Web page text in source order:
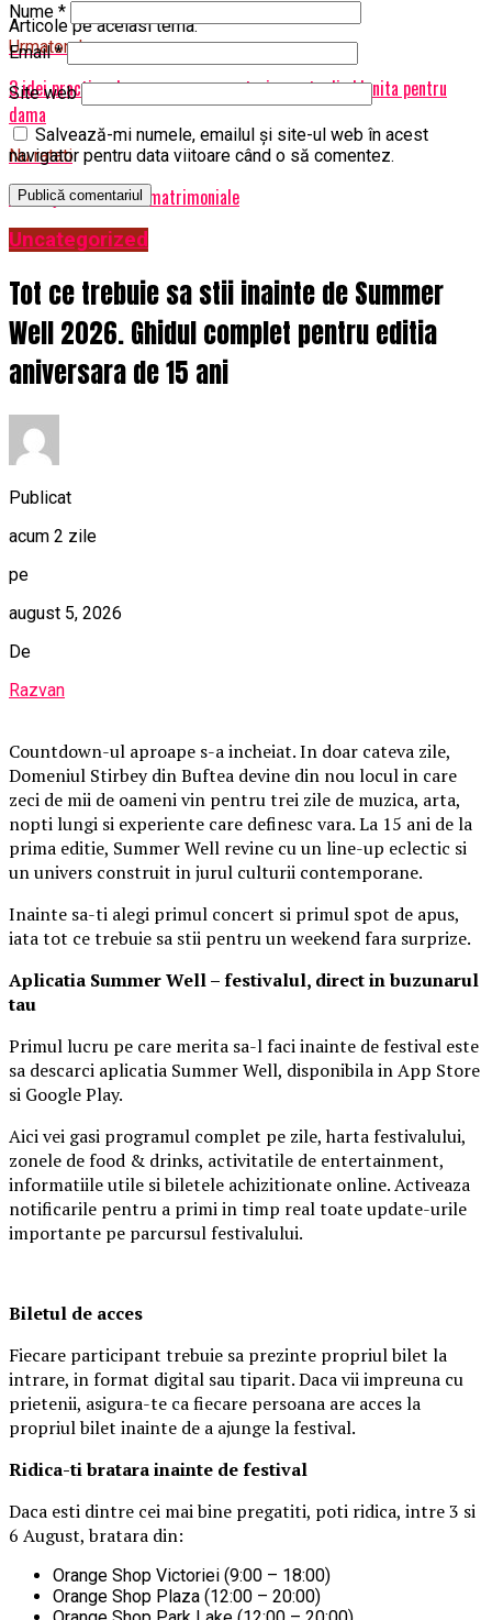
Articole pe aceiasi tema:
Urmatorul
3 idei practice despre cum sa asortezi o vesta din blanita pentru
dama
Nu ratati
Amenajarea unei bai matrimoniale
Nume *
Email*
Site web
Salvează-mi numele, emailul și site-ul web în acest
navigator pentru data viitoare când o să comentez.
Uncategorized
Tot ce trebuie sa stii inainte de Summer
Well 2026. Ghidul complet pentru editia
aniversara de 15 ani
Publicat
acum 2 zile
pe
august 5, 2026
De
Razvan
Countdown-ul aproape s-a incheiat. In doar cateva zile,
Domeniul Stirbey din Buftea devine din nou locul in care
zeci de mii de oameni vin pentru trei zile de muzica, arta,
nopti lungi si experiente care definesc vara. La 15 ani de la
prima editie, Summer Well revine cu un line-up eclectic si
un univers construit in jurul culturii contemporane.
Inainte sa-ti alegi primul concert si primul spot de apus,
iata tot ce trebuie sa stii pentru un weekend fara surprize.
Aplicatia Summer Well– festivalul, direct in buzunarul
tau
Primul lucru pe care merita sa-l faci inainte de festival este
sa descarci aplicatia Summer Well, disponibila in App Store
si Google Play.
Aici vei gasi programul complet pe zile, harta festivalului,
zonele de food & drinks, activitatile de entertainment,
informatiile utile si biletele achizitionate online. Activeaza
notificarile pentru a primi in timp real toate update-urile
importante pe parcursul festivalului.
Biletul de acces
Fiecare participant trebuie sa prezinte propriul bilet la
intrare, in format digital sau tiparit. Daca vii impreuna cu
prietenii, asigura-te ca fiecare persoana are acces la
propriul bilet inainte de a ajunge la festival.
Ridica-ti bratarainainte de festival
Daca esti dintre cei mai bine pregatiti, poti ridica, intre 3 si
6 August, bratara din:
Orange Shop Victoriei (9:00 – 18:00)
Orange Shop Plaza (12:00 – 20:00)